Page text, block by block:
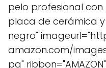
pelo profesional
placa de cerámica
negro"
amazon.com/images/
pg"